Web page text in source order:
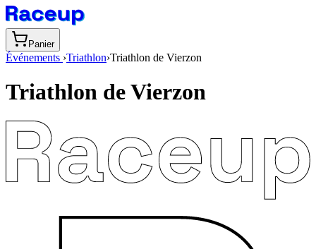
Panier
Événements ›Triathlon›Triathlon de Vierzon
Triathlon de Vierzon